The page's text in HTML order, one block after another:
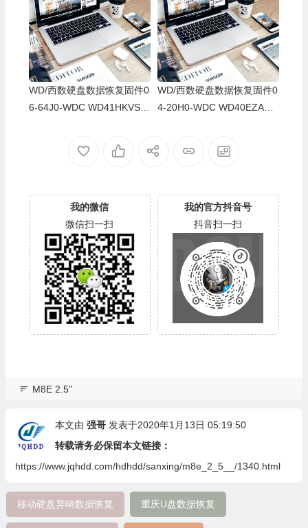
52D71DH04K-00060064-27
00
22D2143CAS-00060064-27
00
WD/西数硬盘数据恢复固件0
6-64J0-WDC WD41HKVS-7
WD/西数硬盘数据恢复固件0
4-20H0-WDC WD40EZAZ-0
700
我的微信
微信扫一扫
我的官方抖音号
抖音扫一扫
M8E 2.5''
本文由 强哥 发表于2020年1月13日 05:19:50
转载请务必保留本文链接：
https://www.jqhdd.com/hdhdd/sanxing/m8e_2_5__/1340.html
移动硬盘异响数据恢复 重庆U盘数据恢复